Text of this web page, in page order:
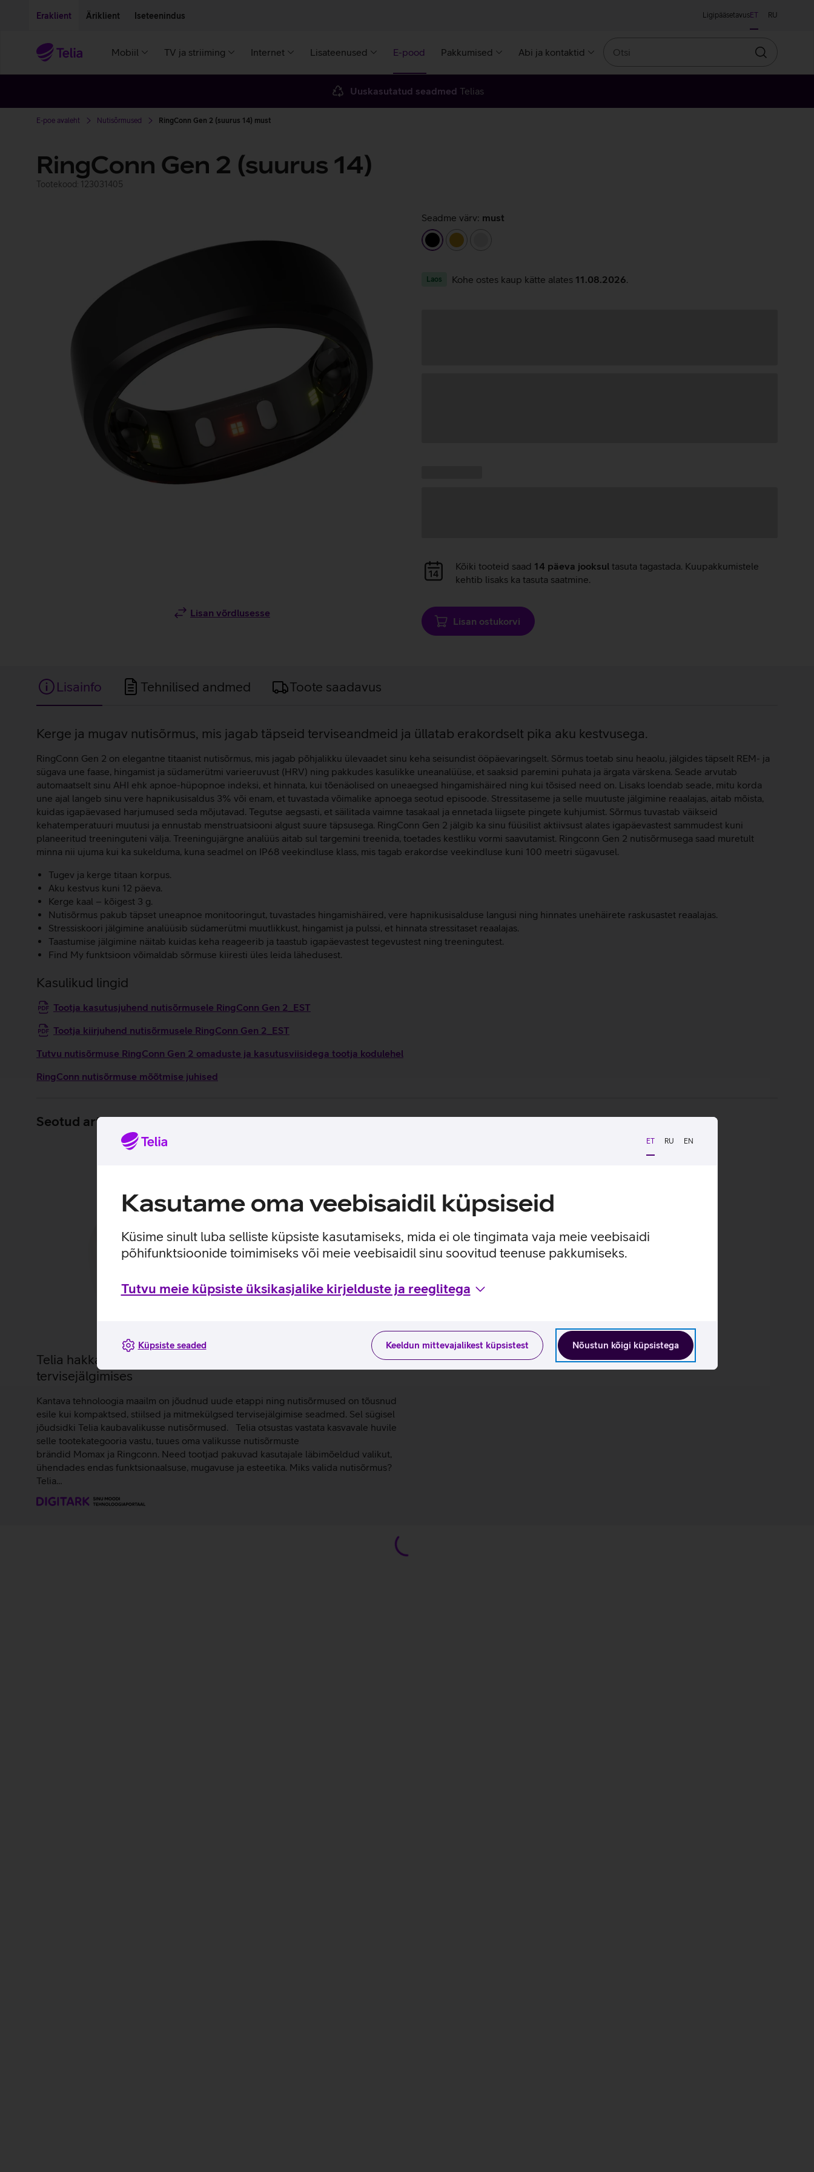
ET RU EN
Kasutame oma veebisaidil küpsiseid
Küsime sinult luba selliste küpsiste kasutamiseks, mida ei ole tingimata vaja meie veebisaidi
põhifunktsioonide toimimiseks või meie veebisaidil sinu soovitud teenuse pakkumiseks.
Tutvu meie küpsiste üksikasjalike kirjelduste ja reeglitega
Nõustun kõigi küpsistega
Keeldun mittevajalikest küpsistest
Küpsiste seaded
Eraklient Äriklient Iseteenindus LigipääsetavusET RU
Mobiil TV ja striiming Internet Lisateenused E-pood Pakkumised Abi ja kontaktid
Otsin
Uuskasutatud seadmed Telias
E-poe avaleht Nutisõrmused RingConn Gen 2 (suurus 14) must
RingConn Gen 2 (suurus 14)
Tootekood: 123031405
Lisan võrdlusesse
Seadme värv: must
must
kuldne
Laos Kohe ostes kaup kätte alates 11.08.2026
Andmete
laadimine
Kõiki tooteid saad 14 päeva jooksul tasuta tagastada. Kuupakkumistele
kehtib lisaks ka tasuta saatmine.
Lisan ostukorvi
Lisainfo Tehnilised andmed Toote saadavus
Lisainfo
Kerge ja mugav nutisõrmus, mis jagab täpseid terviseandmeid ja üllatab erakordselt pika aku kestvusega.
RingConn Gen 2 on elegantne titaanist nutisõrmus, mis jagab põhjalikku ülevaadet sinu keha seisundist ööpäevaringselt. Sõrmus toetab sinu heaolu, jälgides täpselt REM- ja
sügava une faase, hingamist ja südamerütmi varieeruvust (HRV) ning pakkudes kasulikke uneanalüüse, et saaksid paremini puhata ja ärgata värskena. Seade arvutab
automaatselt sinu AHI ehk apnoe-hüpopnoe indeksi, et hinnata, kui tõenäolised on uneaegsed hingamishäired ning kui tõsised need on. Lisaks loendab seade, mitu korda
une ajal langeb sinu vere hapnikusisaldus 3% või enam, et tuvastada võimalike apnoega seotud episoode. Stressitaseme ja selle muutuste jälgimine reaalajas, aitab mõista,
kuidas igapäevased harjumused seda mõjutavad. Tegutse aegsasti, et säilitada vaimne tasakaal ja ennetada liigsete pingete kuhjumist. Sõrmus tuvastab väikseid
kehatemperatuuri muutusi ja ennustab menstruatsiooni algust suure täpsusega. RingConn Gen 2 jälgib ka sinu füüsilist aktiivsust alates igapäevastest sammudest kuni
planeeritud treeninguteni välja. Treeningujärgne analüüs aitab sul targemini treenida, toetades kestliku vormi saavutamist. Ringconn Gen 2 nutisõrmusega saad muretult
minna nii ujuma kui ka sukelduma, kuna seadmel on IP68 veekindluse klass, mis tagab erakordse veekindluse kuni 100 meetri sügavusel.
Tugev ja kerge titaan korpus.
Aku kestvus kuni 12 päeva.
Kerge kaal – kõigest 3 g.
Nutisõrmus pakub täpset uneapnoe monitooringut, tuvastades hingamishäired, vere hapnikusisalduse langusi ning hinnates unehäirete raskusastet reaalajas.
Stressiskoori jälgimine analüüsib südamerütmi muutlikkust, hingamist ja pulssi, et hinnata stressitaset reaalajas.
Taastumise jälgimine näitab kuidas keha reageerib ja taastub igapäevastest tegevustest ning treeningutest.
Find My funktsioon võimaldab sõrmuse kiiresti üles leida lähedusest.
Kasulikud lingid
Tootja kasutusjuhend nutisõrmusele RingConn Gen 2_EST
Tootja kiirjuhend nutisõrmusele RingConn Gen 2_EST
Tutvu nutisõrmuse RingConn Gen 2 omaduste ja kasutusviisidega tootja kodulehel
RingConn nutisõrmuse mõõtmise juhised
Seotud artiklid ja videod
Telia hakkas Eestis nutisõrmuseid müüma: uus tase
tervisejälgimises
Kantava tehnoloogia maailm on jõudnud uude etappi ning nutisõrmused on tõusnud
esile kui kompaktsed, stiilsed ja mitmekülgsed tervisejälgimise seadmed. Sel sügisel
jõudsidki Telia kaubavalikusse nutisõrmused. Telia otsustas vastata kasvavale huvile
selle tootekategooria vastu, tuues oma valikusse nutisõrmuste
brändid Momax ja Ringconn. Need tootjad pakuvad kasutajale läbimõeldud valikut,
ühendades endas funktsionaalsuse, mugavuse ja esteetika. Miks valida nutisõrmus?
Telia…